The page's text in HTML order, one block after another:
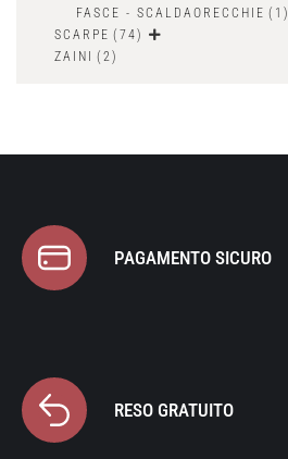
FASCE - SCALDAORECCHIE (1)
SCARPE (74)
ZAINI
(2)
PAGAMENTO SICURO
RESO GRATUITO